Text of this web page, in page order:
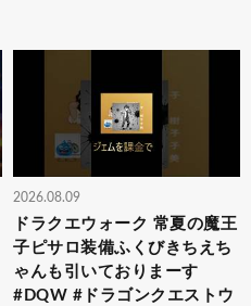
2026.08.09
ドラクエウォーク 常夏の魔王
子ピサロ装備ふくびきちえち
ゃんも引いておりまーす
#DQW #ドラゴンクエストウ